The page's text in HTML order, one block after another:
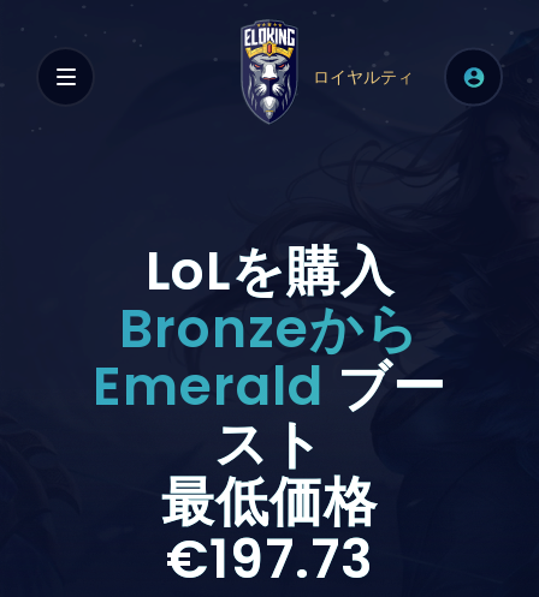
ロイヤルティ
LoLを購入
Bronzeから
Emerald ブー
スト
最低価格
€197.73